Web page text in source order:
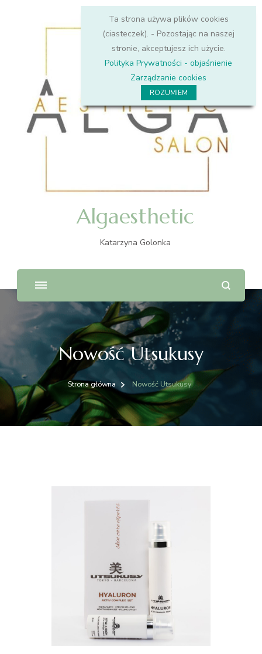
Algaesthetic
Katarzyna Golonka
Nowość Utsukusy
Strona główna Nowość Utsukusy
Ta strona używa plików cookies
(ciasteczek). - Pozostając na naszej
stronie, akceptujesz ich użycie.
Polityka Prywatności - objaśnienie
Zarządzanie cookies
ROZUMIEM